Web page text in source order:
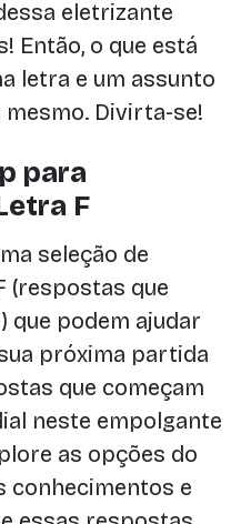
eletrizante
Então, o que está
letra e um assunto
Divirta-se!
para
F
seleção de
(respostas que
que podem ajudar
próxima partida
que começam
neste empolgante
as opções do
conhecimentos e